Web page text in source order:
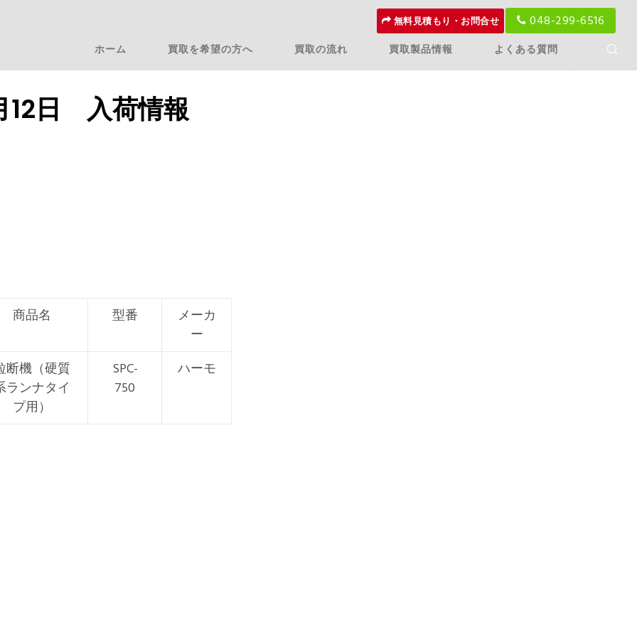
無料見積もり・お問合せ 048-299-6516
ホーム 買取を希望の方へ 買取の流れ 買取製品情報 よくある質問
12日 入荷情報
商品名 型番
メーカ
ー
断機（硬質
ランナタイ
プ用）
SPC-
750
ハーモ